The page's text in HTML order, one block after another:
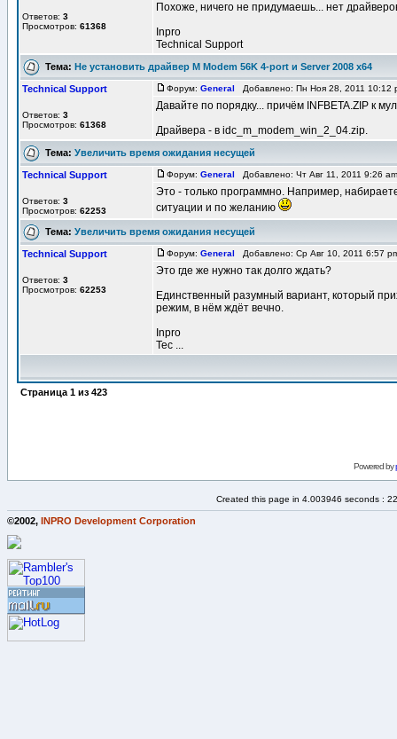
Ответов: 3
Просмотров: 61368
Похоже, ничего не придумаешь... нет
Inpro
Technical Support
Тема: Не установить драйвер M Modem 56K 4-port и Server 2008 x64
Technical Support
Ответов: 3
Просмотров: 61368
Форум: General Добавлено: Пн Ноя 28, 2011
Давайте по порядку... причём INFBETA.ZIP к
Драйвера - в idc_m_modem_win_2_04.zip.
Тема: Увеличить время ожидания несущей
Technical Support
Ответов: 3
Просмотров: 62253
Форум: General Добавлено: Чт Авг 11, 2011 9:26
Это - только программно. Например,
ситуации и по желанию
Тема: Увеличить время ожидания несущей
Technical Support
Ответов: 3
Просмотров: 62253
Форум: General Добавлено: Ср Авг 10, 2011 6:57
Это где же нужно так долго ждать?
Единственный разумный вариант, который
режим, в нём ждёт вечно.
Inpro
Tec ...
Страница 1 из 423
Powered by
Created this page in 4.003946 seconds :
©2002, INPRO Development Corporation